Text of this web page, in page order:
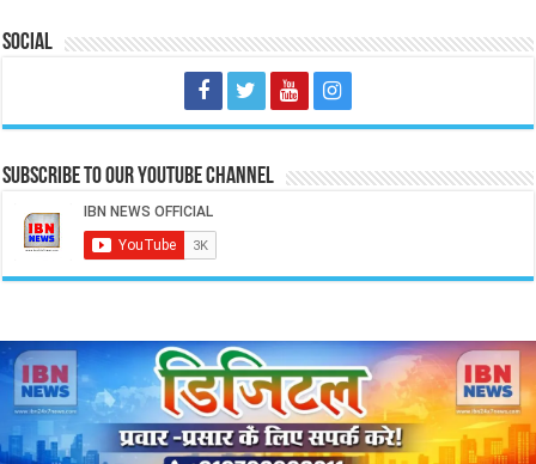
Social
Subscribe to our Youtube Channel